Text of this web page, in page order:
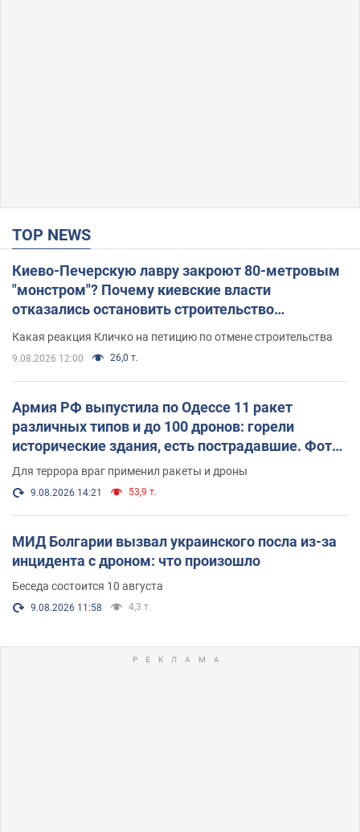
TOP NEWS
Киево-Печерскую лавру закроют 80-метровым
"монстром"? Почему киевские власти
отказались остановить строительство
небоскреба "московского верующего"
Какая реакция Кличко на петицию по отмене строительства
9.08.2026 12:00 26,0 т.
Армия РФ выпустила по Одессе 11 ракет
различных типов и до 100 дронов: горели
исторические здания, есть пострадавшие. Фото
и видео
Для террора враг применил ракеты и дроны
9.08.2026 14:21 53,9 т.
МИД Болгарии вызвал украинского посла из-за
инцидента с дроном: что произошло
Беседа состоится 10 августа
9.08.2026 11:58 4,3 т.